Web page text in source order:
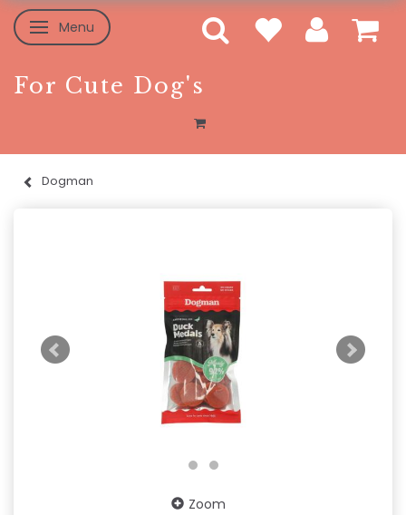
Skifte navigation
Menu
For Cute Dog's
Dogman
Zoom